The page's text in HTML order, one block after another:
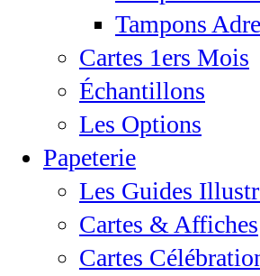
Tampons
Cartes 1ers Mois
Échantillons
Les Options
Papeterie
Les Guides
Cartes & Affiches
Cartes